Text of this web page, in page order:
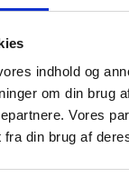
indhold og
om din brug
Vores
din brug af